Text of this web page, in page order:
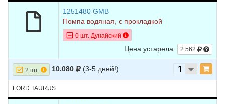
1251480 GMB
Помпа водяная, с прокладкой
0 шт. Дунайский
Цена устарела: 2.562
2 шт. 10.080 (3-5 дней!)
FORD TAURUS